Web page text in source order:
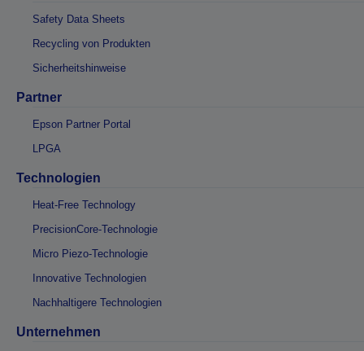
Safety Data Sheets
Recycling von Produkten
Sicherheitshinweise
Partner
Epson Partner Portal
LPGA
Technologien
Heat-Free Technology
PrecisionCore-Technologie
Micro Piezo-Technologie
Innovative Technologien
Nachhaltigere Technologien
Unternehmen